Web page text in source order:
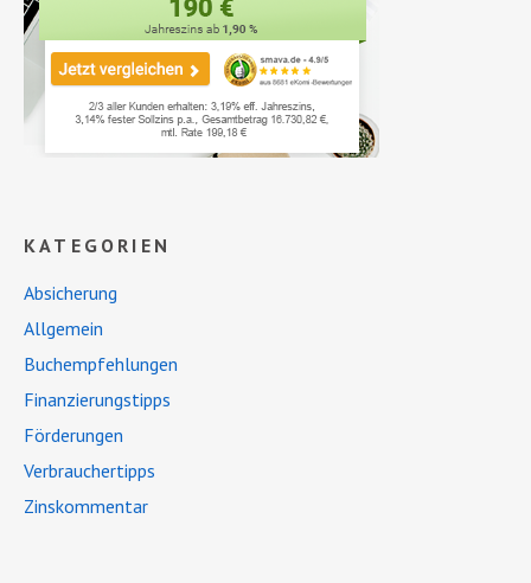
KATEGORIEN
Absicherung
Allgemein
Buchempfehlungen
Finanzierungstipps
Förderungen
Verbrauchertipps
Zinskommentar